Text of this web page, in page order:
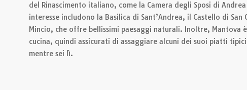
del Rinascimento italiano, come la Camera degli Sposi di
interesse includono la Basilica di Sant’Andrea, il Castello di San
Mincio, che offre bellissimi paesaggi naturali. Inoltre, Mantova
cucina, quindi assicurati di assaggiare alcuni dei suoi piatti
mentre sei lì.